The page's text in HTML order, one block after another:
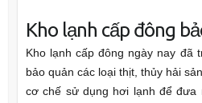
Kho lạnh cấp đông
Kho lạnh cấp đông ngày nay đã
bảo quản các loại thịt, thủy hải
cơ chế sử dụng hơi lạnh để đưa